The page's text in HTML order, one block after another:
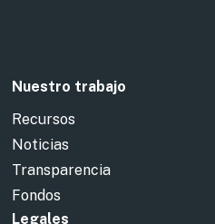
Nuestro trabajo
Recursos
Noticias
Transparencia
Fondos
Legales